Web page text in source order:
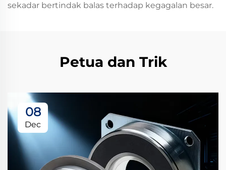
sekadar bertindak balas terhadap kegagalan besar.
Petua dan Trik
08
Dec